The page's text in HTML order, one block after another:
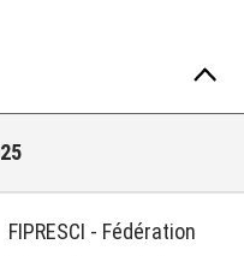
FIPRESCI - Fédération